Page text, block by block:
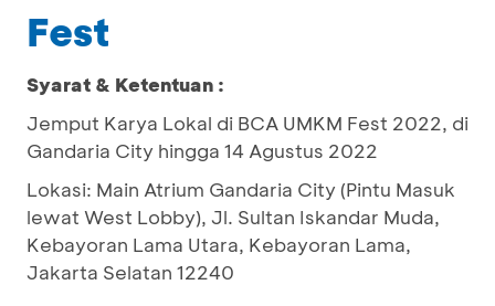
Fest
Syarat & Ketentuan :
Jemput Karya Lokal di BCA UMKM Fest 2022, di
Gandaria City hingga 14 Agustus 2022
Lokasi: Main Atrium Gandaria City (Pintu Masuk
lewat West Lobby), Jl. Sultan Iskandar Muda,
Kebayoran Lama Utara, Kebayoran Lama,
Jakarta Selatan 12240